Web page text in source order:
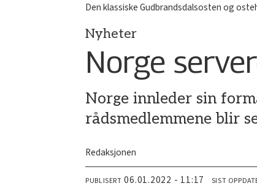
Den klassiske Gudbrandsdalsosten og
Nyheter
Norge
Norge innleder sin
rådsmedlemmene blir
Redaksjonen
PUBLISERT 06.01.2022 - 11:17 SIST